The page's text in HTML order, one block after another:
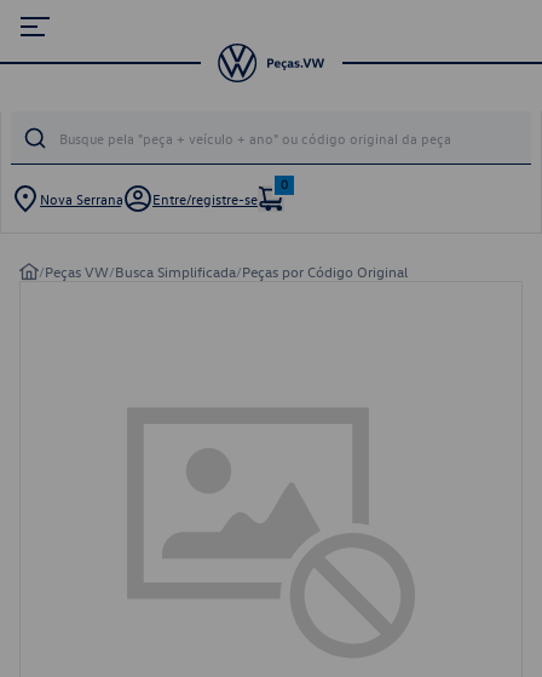
Nova Serrana Entre/registre-se
0
/Peças VW/Busca Simplificada/Peças por Código Original